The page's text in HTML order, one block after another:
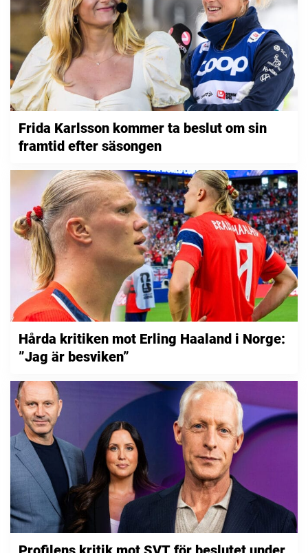
Frida Karlsson kommer ta beslut om sin
framtid efter säsongen
Hårda kritiken mot Erling Haaland i Norge:
”Jag är besviken”